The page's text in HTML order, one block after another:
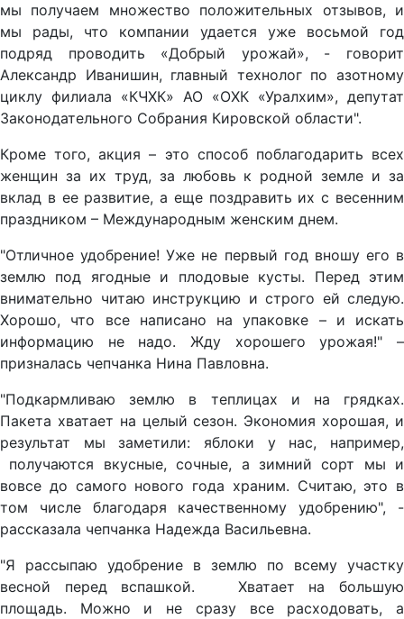
мы получаем множество положительных отзывов, и
мы рады, что компании удается уже восьмой год
подряд проводить «Добрый урожай», - говорит
Александр Иванишин, главный технолог по азотному
циклу филиала «КЧХК» АО «ОХК «Уралхим», депутат
Законодательного Собрания Кировской области".
Кроме того, акция – это способ поблагодарить всех
женщин за их труд, за любовь к родной земле и за
вклад в ее развитие, а еще поздравить их с весенним
праздником – Международным женским днем.
"Отличное удобрение! Уже не первый год вношу его в
землю под ягодные и плодовые кусты. Перед этим
внимательно читаю инструкцию и строго ей следую.
Хорошо, что все написано на упаковке – и искать
информацию не надо. Жду хорошего урожая!" –
призналась чепчанка Нина Павловна.
"Подкармливаю землю в теплицах и на грядках.
Пакета хватает на целый сезон. Экономия хорошая, и
результат мы заметили: яблоки у нас, например,
получаются вкусные, сочные, а зимний сорт мы и
вовсе до самого нового года храним. Считаю, это в
том числе благодаря качественному удобрению", -
рассказала чепчанка Надежда Васильевна.
"Я рассыпаю удобрение в землю по всему участку
весной перед вспашкой. Хватает на большую
площадь. Можно и не сразу все расходовать, а